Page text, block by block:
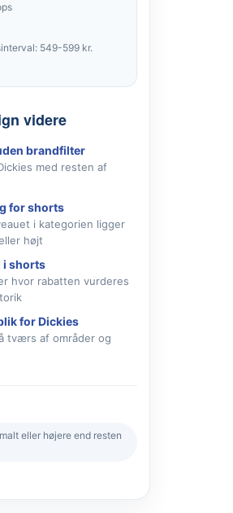
549-599 kr.
videre
brandfilter
med resten af
for shorts
i kategorien ligger
højt
i shorts
hvor rabatten vurderes
for Dickies
tværs af områder og
eller højere end resten